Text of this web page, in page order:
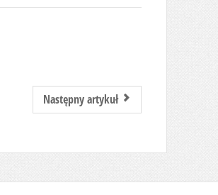
Następny artykuł